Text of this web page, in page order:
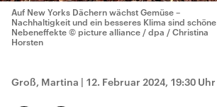
Auf New Yorks Dächern wächst Gemüse –
Nachhaltigkeit und ein besseres Klima sind schöne
Nebeneffekte © picture alliance / dpa / Christina
Horsten
Groß, Martina | 12. Februar 2024, 19:30 Uhr